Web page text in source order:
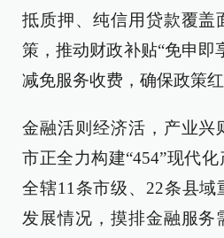
抵质押、纯信用贷款覆盖
策，推动财政补贴“免申即
减免服务收费，确保政策
金融活则经济活，产业兴
市正全力构建“454”现代
全辖11条市级、22条县域
发展情况，摸排金融服务